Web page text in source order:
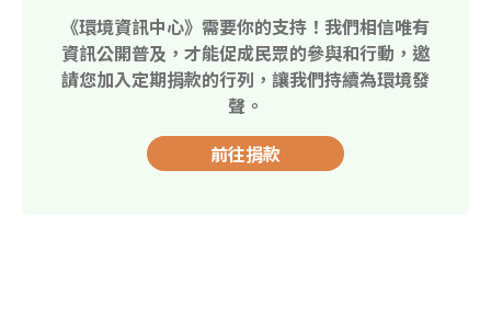
《環境資訊中心》需要你的支持！我們相信唯有
資訊公開普及，才能促成民眾的參與和行動，邀
請您加入定期捐款的行列，讓我們持續為環境發
聲。
前往捐款